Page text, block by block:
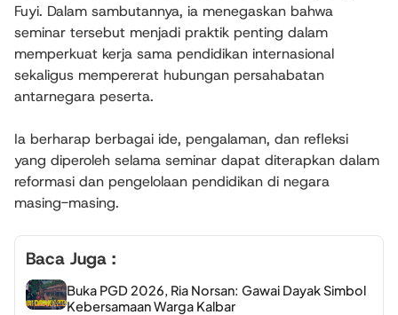
Fuyi. Dalam sambutannya, ia menegaskan bahwa
seminar tersebut menjadi praktik penting dalam
memperkuat kerja sama pendidikan internasional
sekaligus mempererat hubungan persahabatan
antarnegara peserta.
Ia berharap berbagai ide, pengalaman, dan refleksi
yang diperoleh selama seminar dapat diterapkan dalam
reformasi dan pengelolaan pendidikan di negara
masing-masing.
Baca Juga :
Buka PGD 2026, Ria Norsan: Gawai Dayak Simbol
Kebersamaan Warga Kalbar